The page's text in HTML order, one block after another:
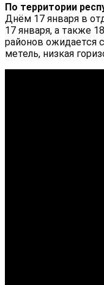
По территории
Днём 17 января в
17 января, а также
районов ожидается
метель, низкая